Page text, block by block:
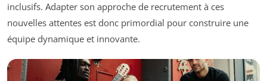
inclusifs. Adapter son approche de recrutement à ces
nouvelles attentes est donc primordial pour construire une
équipe dynamique et innovante.